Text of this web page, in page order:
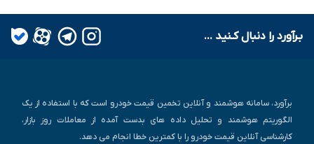
بـرآورد را دنبال کـنید ...
برآورد، سامانه هوشمند و آنلاین تخمین قیمت خودرو است که با استفاده از یک
الگوریتم هوشمند و تحلیل داده های بدست آمده از معاملات روز بازار،
کارشناسی آنلاین قیمت خودرو را با کمترین خطا انجام می دهد.